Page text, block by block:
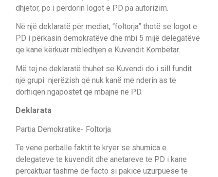
dhjetor, po i përdorin logot e PD pa autorizim.
Në një deklaratë për mediat, “foltorja” thotë se logot e
PD i përkasin demokratëve dhe mbi 5 mijë delegatëve
që kanë kërkuar mbledhjen e Kuvendit Kombëtar.
Më tej në deklaratë thuhet se Kuvendi do i sill fundit
një grupi njerëzish që nuk kanë më nderin as të
dorhiqen ngapostet që mbajnë në PD.
Deklarata
Partia Demokratike- Foltorja
Te vene perballe faktit te kryer se shumica e
delegateve te kuvendit dhe anetareve te PD i kane
percaktuar tashme de facto si pakice uzurpuese te